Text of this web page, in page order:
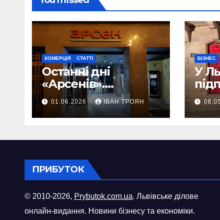
КОМЕРЦІЯ СТАТТІ
Останні дні
«Арсенів».
Фоторепортаж
01.06.2026 ІВАН ТРОЯН
БІЗНЕС
У
ПРИБУТОК
© 2010-2026, Prybutok.com.ua. Львівське ділове
онлайн-видання. Новини бізнесу та економіки.